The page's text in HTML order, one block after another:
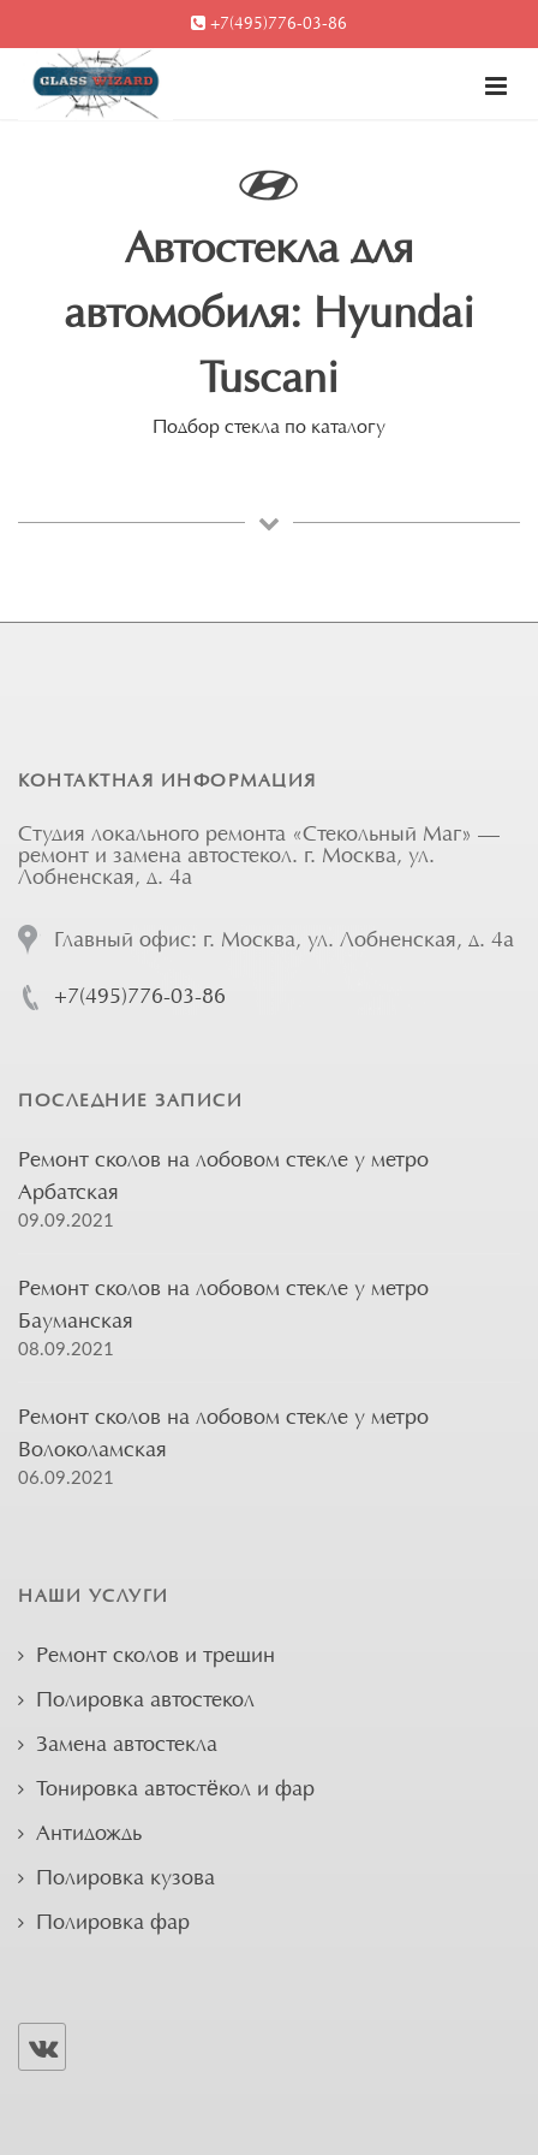
+7(495)776-03-86
Автостекла для
автомобиля: Hyundai
Tuscani
Подбор стекла по каталогу
КОНТАКТНАЯ ИНФОРМАЦИЯ
Студия локального ремонта «Стекольный Маг» —
ремонт и замена автостекол. г. Москва, ул.
Лобненская, д. 4а
Главный офис: г. Москва, ул. Лобненская, д. 4а
+7(495)776-03-86
ПОСЛЕДНИЕ ЗАПИСИ
Ремонт сколов на лобовом стекле у метро
Арбатская
09.09.2021
Ремонт сколов на лобовом стекле у метро
Бауманская
08.09.2021
Ремонт сколов на лобовом стекле у метро
Волоколамская
06.09.2021
НАШИ УСЛУГИ
Ремонт сколов и трещин
Полировка автостекол
Замена автостекла
Тонировка автостёкол и фар
Антидождь
Полировка кузова
Полировка фар